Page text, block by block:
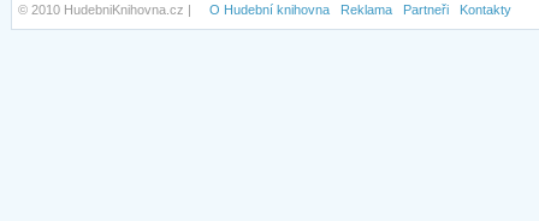
© 2010 HudebniKnihovna.cz | O Hudební knihovna Reklama Partneři Kontakty